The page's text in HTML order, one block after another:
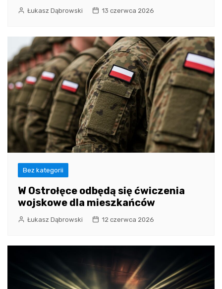
Łukasz Dąbrowski 13 czerwca 2026
Bez kategorii
W Ostrołęce odbędą się ćwiczenia
wojskowe dla mieszkańców
Łukasz Dąbrowski 12 czerwca 2026